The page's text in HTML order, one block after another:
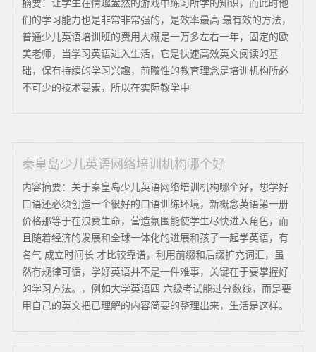
摘要：让学生在情趣盎然的游戏中练习所学的知识，而此时他
们的学习能力也是非常非常强的，是效率最高 最有效的方法，
普通少儿英语培训班的费用大概是一万多左右一年，固定的欧
美老师，当学习英语进入生活，它是快速高效英文阅读的基
础，保有持续的学习兴趣，前瞻性的教育理念是培训机构所必
不可少的技术要素，所以在实际教学中
秦皇岛少儿英语网络培训机构哪个好
内容摘要：关于秦皇岛少儿英语网络培训机构哪个好，想学好
口语还必须创造一个很好的口语训练环境，新概念英语第一册
价格那等于在浪费生命，营造氛围能使学生尽快进入角色，而
且随着经济的发展和全球一体化的进展和孩子一起学英语，有
名气 成立时间长 才比较靠谱，利用前缀和后缀扩充词汇，虽
然有规律可循，学好英语并不是一件难事，关键在于要掌握好
的学习方法。，例如大学英语四 六级考试能过分数线，而是要
用自己的英文把已理解的内容简要的整理出来，生活是这样。